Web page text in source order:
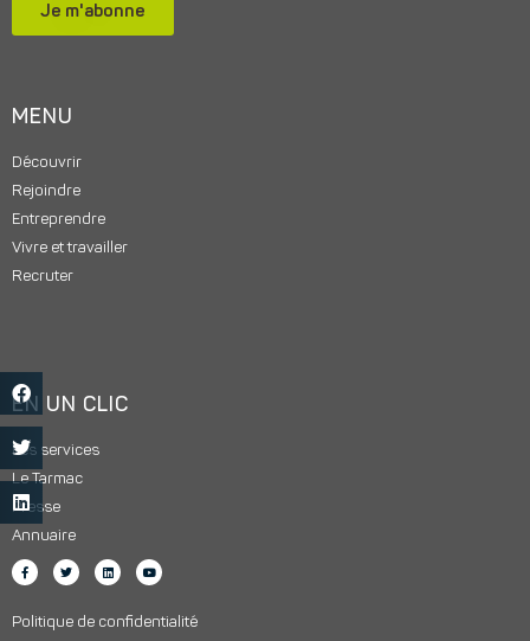
Je m'abonne
MENU
Découvrir
Rejoindre
Entreprendre
Vivre et travailler
Recruter
EN UN CLIC
Les services
Le Tarmac
Presse
Annuaire
Politique de confidentialité